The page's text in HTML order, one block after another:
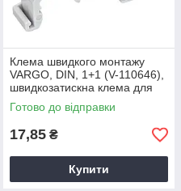
Клема швидкого монтажу
VARGO, DIN, 1+1 (V-110646),
швидкозатискна клема для
електропроводки
Готово до відправки
17,85 ₴
Купити